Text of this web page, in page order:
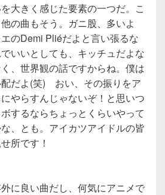
大きく感じた要素の一つだ。こ
の曲もそう。ガニ股、多いよ
のDemi Pliéだよと言い張るな
いいとしても、キッチュだよな
、世界観の話ですからね。僕は
だよ(笑) おい、その振りをア
やらすんじゃないぞ！と思いつ
するならちょっとくらいやって
、とも。アイカツアイドルの皆
所です！
に良い曲だし、何気にアニメで